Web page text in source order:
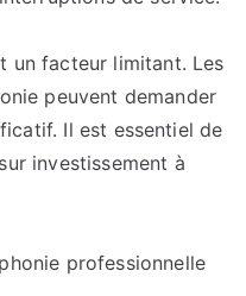
un facteur limitant. Les
peuvent demander
Il est essentiel de
investissement à
professionnelle